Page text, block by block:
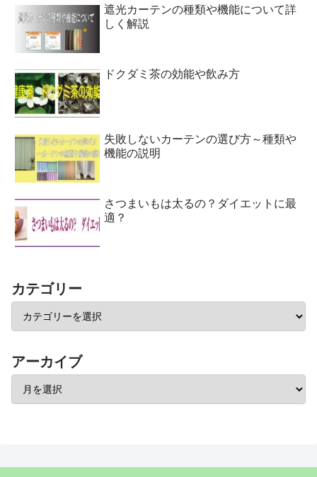
遮光カーテンの種類や機能について詳
しく解説
ドクダミ茶の効能や飲み方
失敗しないカーテンの選び方～種類や
機能の説明
さつまいもは太るの？ダイエットに最
適？
カテゴリー
アーカイブ